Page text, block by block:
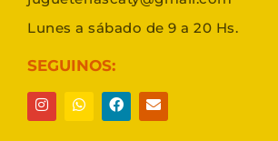
Lunes a sábado de 9 a 20 Hs.
SEGUINOS: